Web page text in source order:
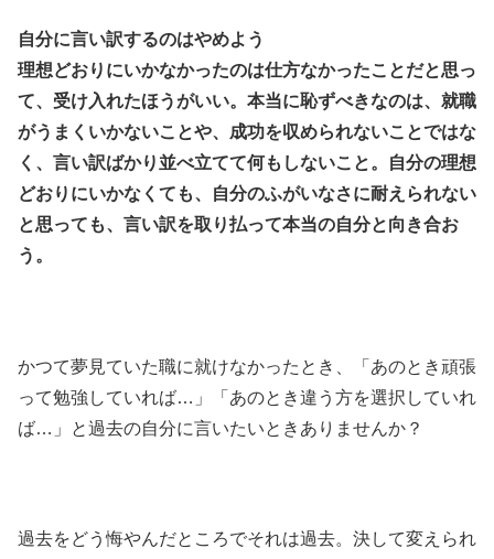
自分に言い訳するのはやめよう
理想どおりにいかなかったのは仕方なかったことだと思っ
て、受け入れたほうがいい。本当に恥ずべきなのは、就職
がうまくいかないことや、成功を収められないことではな
く、言い訳ばかり並べ立てて何もしないこと。自分の理想
どおりにいかなくても、自分のふがいなさに耐えられない
と思っても、言い訳を取り払って本当の自分と向き合お
う。
かつて夢見ていた職に就けなかったとき、「あのとき頑張
って勉強していれば…」「あのとき違う方を選択していれ
ば…」と過去の自分に言いたいときありませんか？
過去をどう悔やんだところでそれは過去。決して変えられ